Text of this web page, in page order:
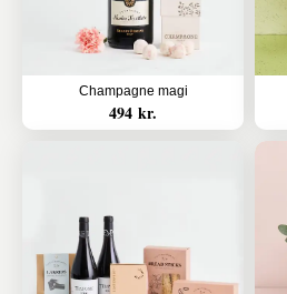
Champagne magi
494 kr.